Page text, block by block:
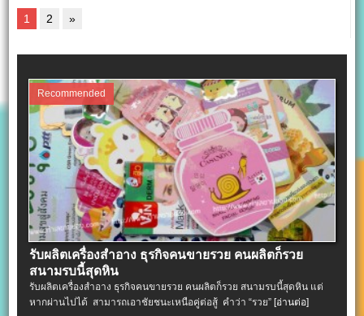
1 2 »
Recommended
รับผลิตเครื่องสําอาง ธุรกิจคนขายรวย คนผลิตก็รวย
สนามรบนี้สุดหิน
รับผลิตเครื่องสําอาง ธุรกิจคนขายรวย คนผลิตก็รวย สนามรบนี้สุดหิน แต่
หากผ่านไปได้ สามารถเอาชัยชนะเหนือคู่ต่อสู้ คำว่า “รวย” [อ่านต่อ]